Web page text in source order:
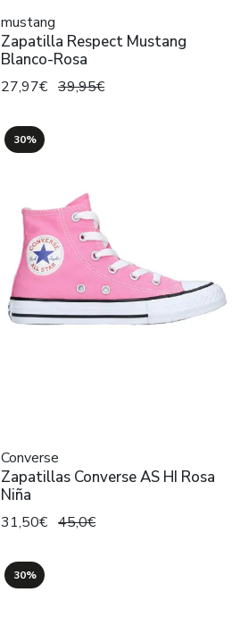
mustang
Zapatilla Respect Mustang
Blanco-Rosa
27,97€ 39,95€
30%
Converse
Zapatillas Converse AS HI Rosa
Niña
31,50€ 45,0€
30%